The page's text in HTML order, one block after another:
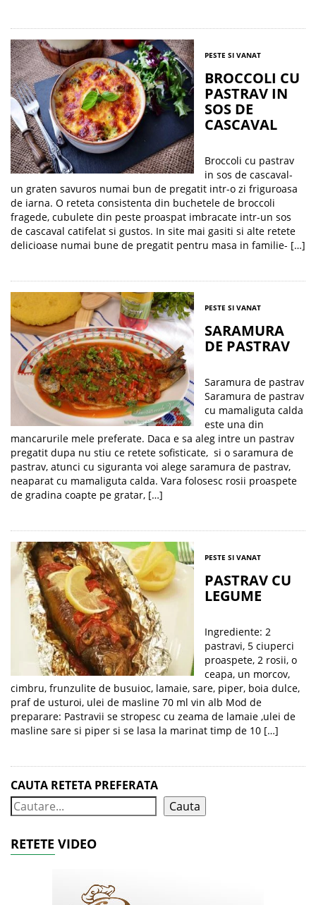
PESTE SI VANAT
BROCCOLI CU
PASTRAV IN
SOS DE
CASCAVAL
Broccoli cu pastrav
in sos de cascaval-
un graten savuros numai bun de pregatit intr-o zi friguroasa
de iarna. O reteta consistenta din buchetele de broccoli
fragede, cubulete din peste proaspat imbracate intr-un sos
de cascaval catifelat si gustos. In site mai gasiti si alte retete
delicioase numai bune de pregatit pentru masa in familie- […]
PESTE SI VANAT
SARAMURA
DE PASTRAV
Saramura de pastrav
Saramura de pastrav
cu mamaliguta calda
este una din
mancarurile mele preferate. Daca e sa aleg intre un pastrav
pregatit dupa nu stiu ce retete sofisticate, si o saramura de
pastrav, atunci cu siguranta voi alege saramura de pastrav,
neaparat cu mamaliguta calda. Vara folosesc rosii proaspete
de gradina coapte pe gratar, […]
PESTE SI VANAT
PASTRAV CU
LEGUME
Ingrediente: 2
pastravi, 5 ciuperci
proaspete, 2 rosii, o
ceapa, un morcov,
cimbru, frunzulite de busuioc, lamaie, sare, piper, boia dulce,
praf de usturoi, ulei de masline 70 ml vin alb Mod de
preparare: Pastravii se stropesc cu zeama de lamaie ,ulei de
masline sare si piper si se lasa la marinat timp de 10 […]
CAUTA RETETA PREFERATA
Cauta
RETETE VIDEO